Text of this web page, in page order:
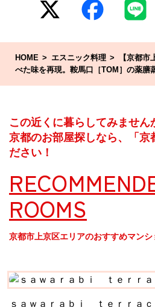
HOME エスニック料理
【京都
べた味を再現。鞍馬口［TOM］の薬膳
この近くに暮らしてみません
京都のお部屋探しなら、「京
ださい！
ROOMS
京都市上京区エリアのおすすめマンシ
ｓａｗａｒａｂｉ ｔｅｒｒａｃ